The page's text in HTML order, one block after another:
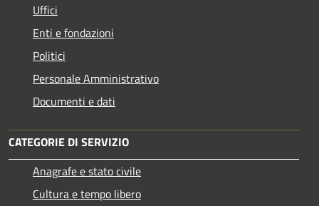
Uffici
Enti e fondazioni
Politici
Personale Amministrativo
Documenti e dati
CATEGORIE DI SERVIZIO
Anagrafe e stato civile
Cultura e tempo libero